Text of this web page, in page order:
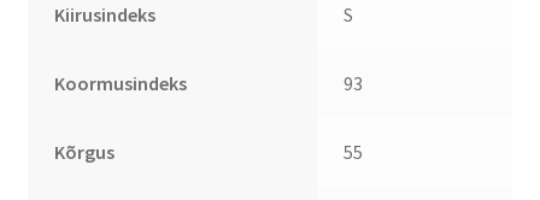
Kiirusindeks S
Koormusindeks 93
Kõrgus 55